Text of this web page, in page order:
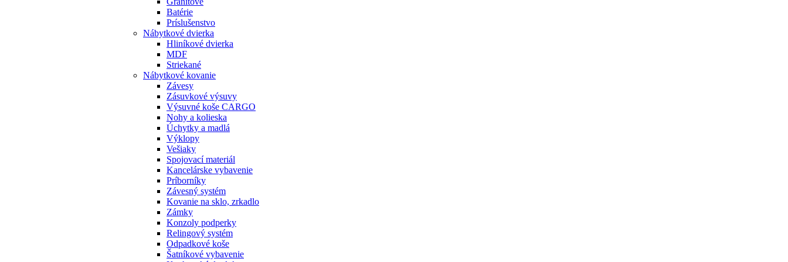
Batérie
Príslušenstvo
Nábytkové dvierka
Hliníkové dvierka
MDF
Striekané
Nábytkové kovanie
Závesy
Zásuvkové výsuvy
Výsuvné koše CARGO
Nohy a kolieska
Úchytky a madlá
Výklopy
Vešiaky
Spojovací materiál
Kancelárske vybavenie
Príborníky
Závesný systém
Kovanie na sklo, zrkadlo
Zámky
Konzoly podperky
Relingový systém
Odpadkové koše
Šatníkové vybavenie